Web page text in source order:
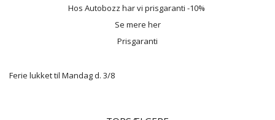
Hos Autobozz har vi prisgaranti -10%
Se mere her
Prisgaranti
Ferie lukket til Mandag d. 3/8